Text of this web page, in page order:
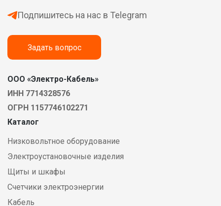
Подпишитесь на нас в Telegram
Задать вопрос
ООО «Электро-Кабель»
ИНН 7714328576
ОГРН 1157746102271
Каталог
Низковольтное оборудование
Электроустановочные изделия
Щиты и шкафы
Счетчики электроэнергии
Кабель